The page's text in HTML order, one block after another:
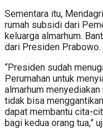
Sementara itu,
rumah subsidi dari
keluarga almarhum.
dari Presiden Prabowo.
“Presiden sudah
Perumahan untuk
almarhum
tidak bisa
dapat membantu cita-
bagi kedua orang tua,”